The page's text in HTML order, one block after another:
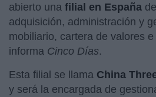
abierto una filial en España
adquisición, administración y
mobiliario, cartera de valores
informa Cinco Días.
Esta filial se llama China
y será la encargada de